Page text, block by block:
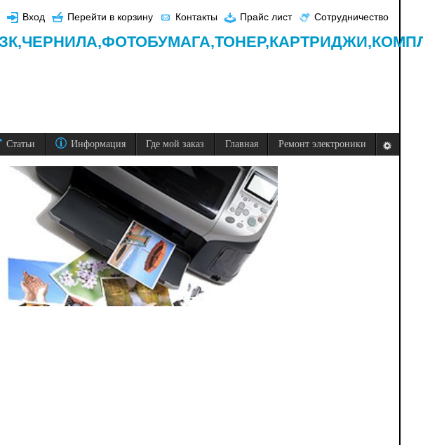
Вход Перейти в корзину Контакты Прайс лист Сотрудничество
ЧЕРНИЛА,ФОТОБУМАГА,ТОНЕР,КАРТРИДЖИ,
Статьи Информация Где мой заказ Главная Ремонт электроники